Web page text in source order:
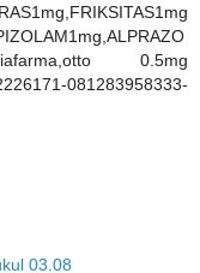
0.5mg
081283958333-
03.08